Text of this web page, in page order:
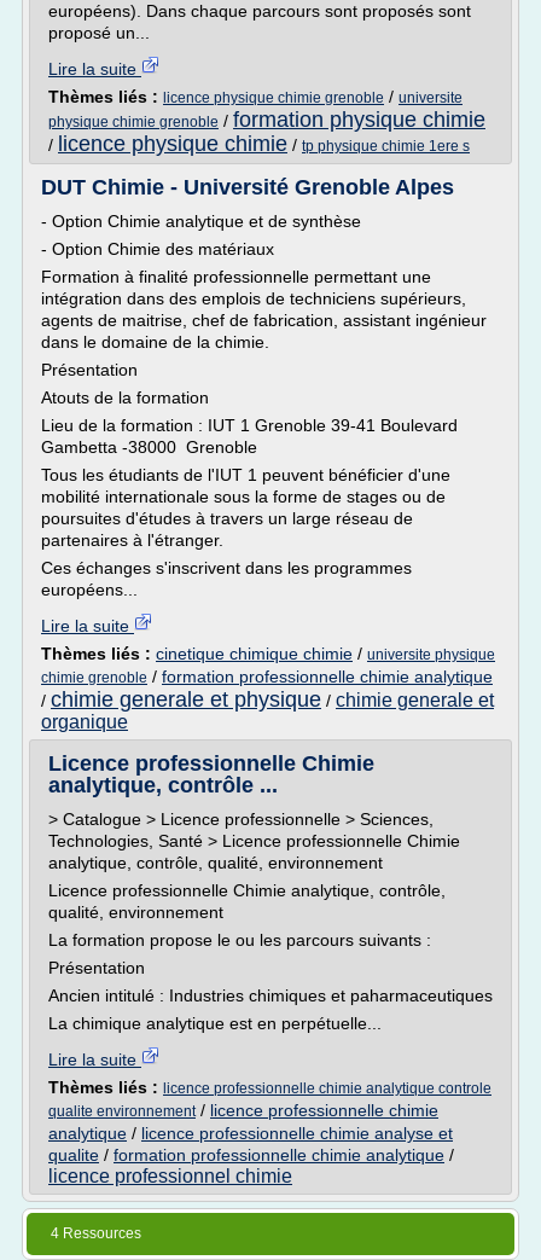
européens). Dans chaque parcours sont proposés sont
proposé un...
Lire la suite
Thèmes liés : licence physique chimie grenoble / universite
physique chimie grenoble / formation physique chimie
/ licence physique chimie / tp physique chimie 1ere s
DUT Chimie - Université Grenoble Alpes
- Option Chimie analytique et de synthèse
- Option Chimie des matériaux
Formation à finalité professionnelle permettant une
intégration dans des emplois de techniciens supérieurs,
agents de maitrise, chef de fabrication, assistant ingénieur
dans le domaine de la chimie.
Présentation
Atouts de la formation
Lieu de la formation : IUT 1 Grenoble 39-41 Boulevard
Gambetta -38000 Grenoble
Tous les étudiants de l'IUT 1 peuvent bénéficier d'une
mobilité internationale sous la forme de stages ou de
poursuites d'études à travers un large réseau de
partenaires à l'étranger.
Ces échanges s'inscrivent dans les programmes
européens...
Lire la suite
Thèmes liés : cinetique chimique chimie / universite physique
chimie grenoble / formation professionnelle chimie analytique
/ chimie generale et physique / chimie generale et
organique
Licence professionnelle Chimie
analytique, contrôle ...
> Catalogue > Licence professionnelle > Sciences,
Technologies, Santé > Licence professionnelle Chimie
analytique, contrôle, qualité, environnement
Licence professionnelle Chimie analytique, contrôle,
qualité, environnement
La formation propose le ou les parcours suivants :
Présentation
Ancien intitulé : Industries chimiques et paharmaceutiques
La chimique analytique est en perpétuelle...
Lire la suite
Thèmes liés : licence professionnelle chimie analytique controle
qualite environnement/ licence professionnelle chimie
analytique / licence professionnelle chimie analyse et
qualite / formation professionnelle chimie analytique /
licence professionnel chimie
4 Ressources